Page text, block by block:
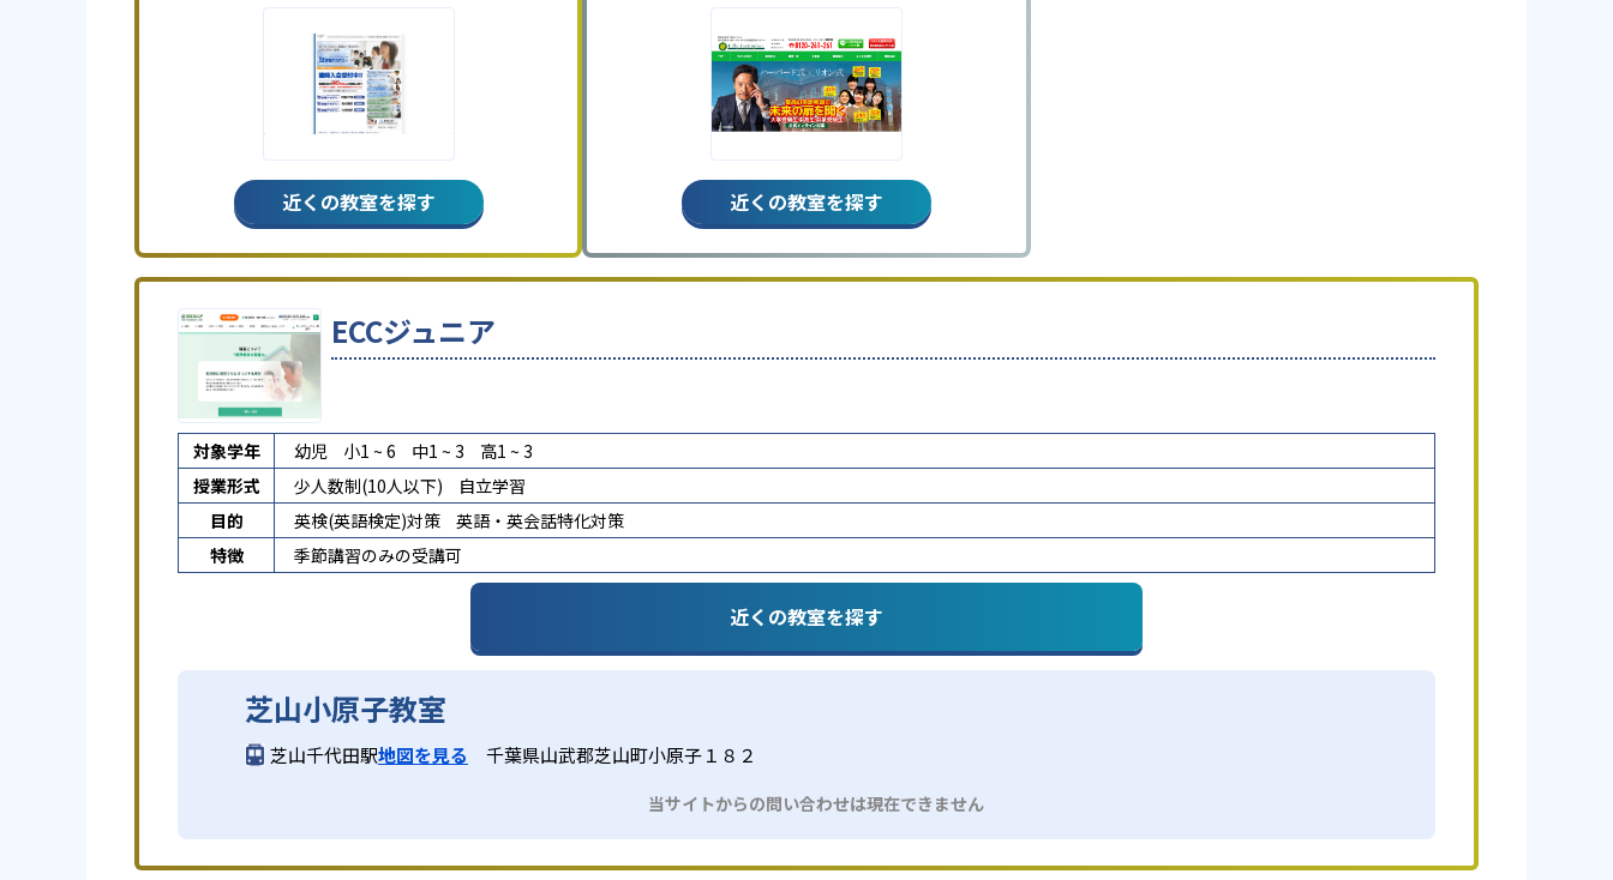
近くの教室を探す 近くの教室を探す
ECCジュニア
対象学年 幼児 小1 ~ 6 中1 ~ 3
高1 ~ 3
授業形式
少人数制(10人以下)
自立学習
目的
英検(英語検定)対策
英語・英会話特化対策
特徴
季節講習のみの受講可
近くの教室を探す
芝山小原子教室
芝山千代田駅地図を見る 千葉県山武郡芝山町小原子１８２
当サイトからの問い合わせは現在できません